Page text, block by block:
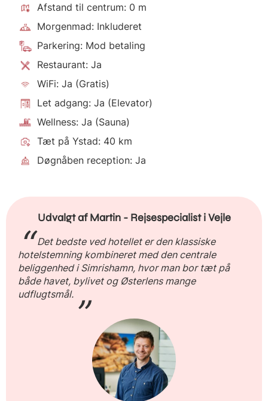
Afstand til centrum: 0 m
Morgenmad: Inkluderet
Parkering: Mod betaling
Restaurant: Ja
WiFi: Ja (Gratis)
Let adgang: Ja (Elevator)
Wellness: Ja (Sauna)
Tæt på Ystad: 40 km
Døgnåben reception: Ja
Udvalgt af Martin - Rejsespecialist i Vejle
Det bedste ved hotellet er den klassiske
hotelstemning kombineret med den centrale
beliggenhed i Simrishamn, hvor man bor tæt på
både havet, bylivet og Østerlens mange
udflugtsmål.